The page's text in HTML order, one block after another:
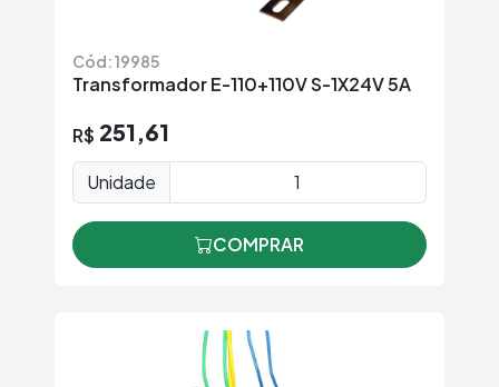
Cód: 19985
Transformador E-110+110V S-1X24V 5A
R$ 251,61
Unidade
COMPRAR